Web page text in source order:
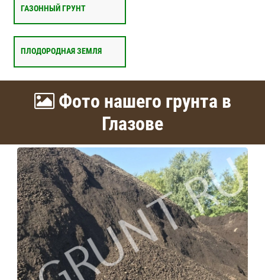
ГАЗОННЫЙ ГРУНТ
ПЛОДОРОДНАЯ ЗЕМЛЯ
Фото нашего грунта в
Глазове